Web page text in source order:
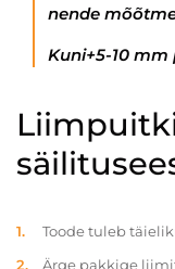
nende
Kuni+5-10 mm
Toode tuleb
Ärge pakkige